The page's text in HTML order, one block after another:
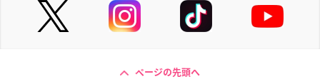
ページの先頭へ